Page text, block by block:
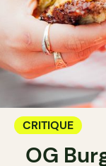
CRITIQUE
OG